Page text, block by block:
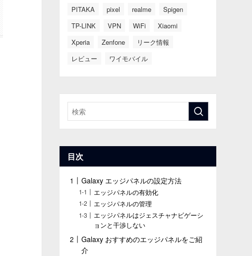
PITAKA
pixel realme
Spigen
TP-LINK
VPN WiFi
Xiaomi
Xperia
Zenfone
リーク情報
レビュー
ワイモバイル
目次
Galaxy エッジパネルの設定方法
エッジパネルの有効化
エッジパネルの管理
エッジパネルはジェスチャナビゲーシ
ョンと干渉しない
Galaxy おすすめのエッジパネルをご紹
介